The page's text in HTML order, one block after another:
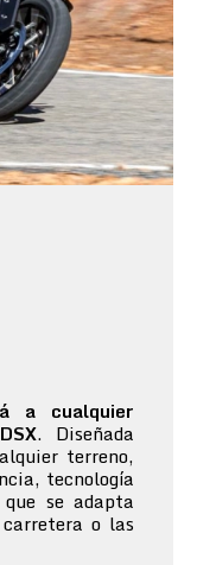
a cualquier
. Diseñada
terreno,
tecnología
se adapta
o las